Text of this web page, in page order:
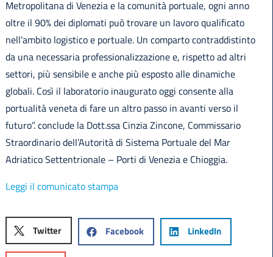
Metropolitana di Venezia e la comunità portuale, ogni anno
oltre il 90% dei diplomati può trovare un lavoro qualificato
nell’ambito logistico e portuale. Un comparto contraddistinto
da una necessaria professionalizzazione e, rispetto ad altri
settori, più sensibile e anche più esposto alle dinamiche
globali. Così il laboratorio inaugurato oggi consente alla
portualità veneta di fare un altro passo in avanti verso il
futuro”. conclude la Dott.ssa Cinzia Zincone, Commissario
Straordinario dell’Autorità di Sistema Portuale del Mar
Adriatico Settentrionale – Porti di Venezia e Chioggia.
Leggi il comunicato stampa
Twitter Facebook LinkedIn